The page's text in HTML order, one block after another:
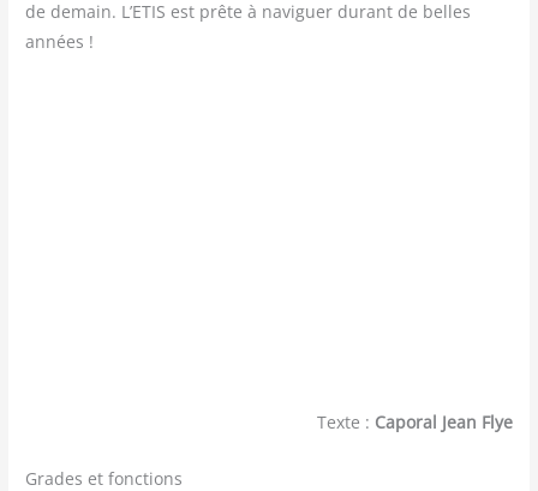
de demain. L’ETIS est prête à navi­guer durant de belles
années !
Texte : Caporal Jean Flye
Grades et fonctions